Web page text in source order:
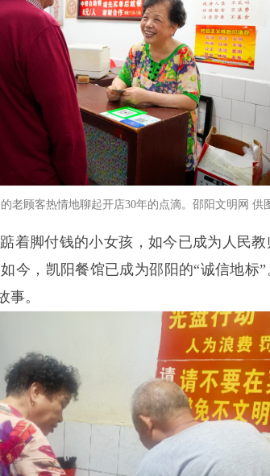
老顾客热情地聊起开店30年的点滴。邵阳文明网 供
着脚付钱的小女孩，如今已成为人民
今，凯阳餐馆已成为邵阳的“诚信地标
事。